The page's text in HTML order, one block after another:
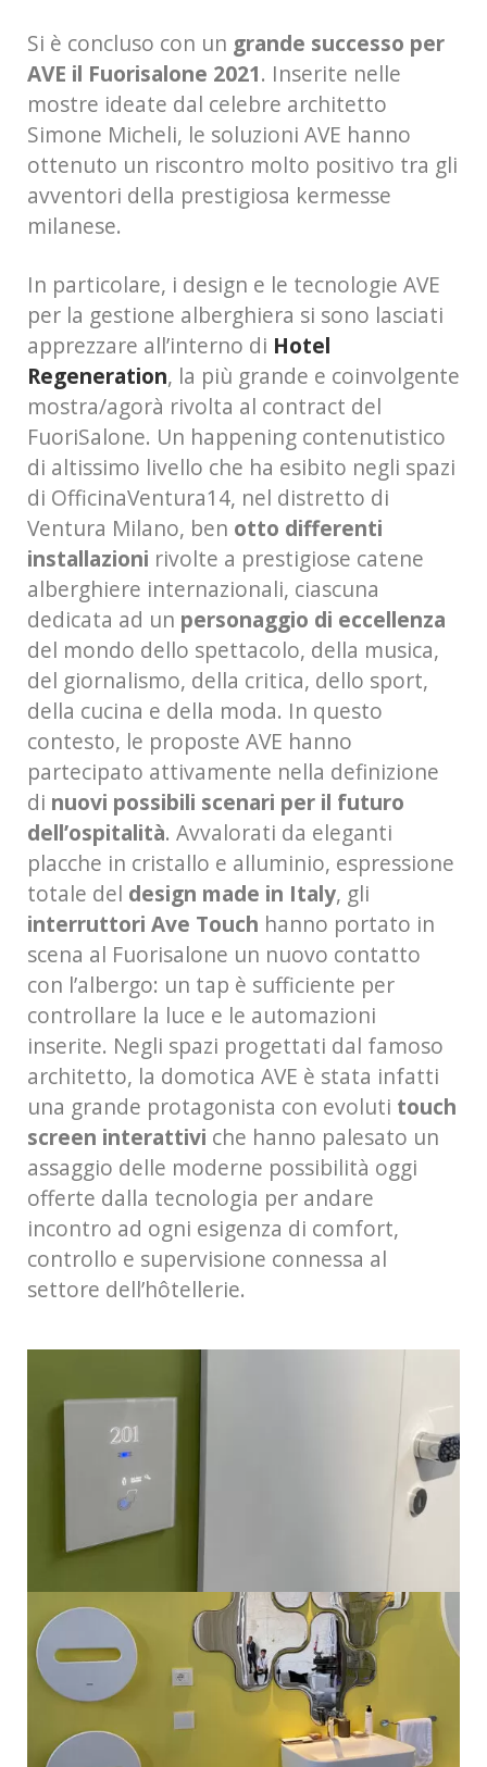
Si è concluso con un grande successo per
AVE il Fuorisalone 2021. Inserite nelle
mostre ideate dal celebre architetto
Simone Micheli, le soluzioni AVE hanno
ottenuto un riscontro molto positivo tra gli
avventori della prestigiosa kermesse
milanese.
In particolare, i design e le tecnologie AVE
per la gestione alberghiera si sono lasciati
apprezzare all’interno di Hotel
Regeneration, la più grande e coinvolgente
mostra/agorà rivolta al contract del
FuoriSalone. Un happening contenutistico
di altissimo livello che ha esibito negli spazi
di OfficinaVentura14, nel distretto di
Ventura Milano, ben otto differenti
installazioni rivolte a prestigiose catene
alberghiere internazionali, ciascuna
dedicata ad un personaggio di eccellenza
del mondo dello spettacolo, della musica,
del giornalismo, della critica, dello sport,
della cucina e della moda. In questo
contesto, le proposte AVE hanno
partecipato attivamente nella definizione
di nuovi possibili scenari per il futuro
dell’ospitalità. Avvalorati da eleganti
placche in cristallo e alluminio, espressione
totale del design made in Italy, gli
interruttori Ave Touch hanno portato in
scena al Fuorisalone un nuovo contatto
con l’albergo: un tap è sufficiente per
controllare la luce e le automazioni
inserite. Negli spazi progettati dal famoso
architetto, la domotica AVE è stata infatti
una grande protagonista con evoluti touch
screen interattivi che hanno palesato un
assaggio delle moderne possibilità oggi
offerte dalla tecnologia per andare
incontro ad ogni esigenza di comfort,
controllo e supervisione connessa al
settore dell’hôtellerie.